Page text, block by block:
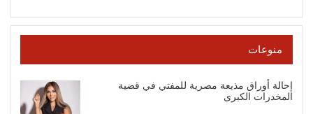
منوعات
إحالة أوراق مذيعة مصرية للمفتي في قضية
المخدرات الكبرى